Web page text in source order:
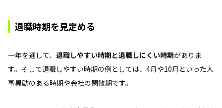
退職時期を見定める
一年を通して、 退職しやすい時期と退職しにくい時期がありま
す。そして退職しやすい時期の例としては、4月や10月といった人
事異動のある時期や会社の閑散期です。